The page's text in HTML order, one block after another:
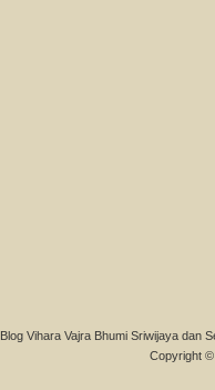
Blog Vihara Vajra Bhumi Sriwijaya dan
Copyright ©